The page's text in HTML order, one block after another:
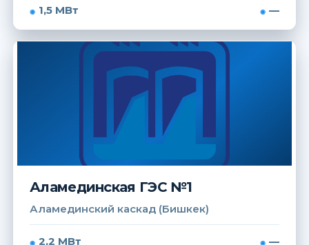
1,5 МВт —
Аламединская ГЭС №1
Аламединский каскад (Бишкек)
2,2 МВт —